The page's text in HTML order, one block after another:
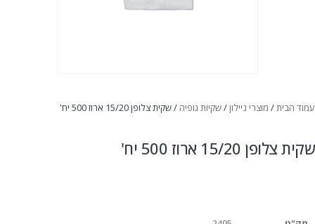
עמוד הבית/ מוצרי ניילון/שקיות גופיה / שקית צלופן 15/20 ארוז 500 יח'
שקית צלופן 15/20 ארוז 500 יח'